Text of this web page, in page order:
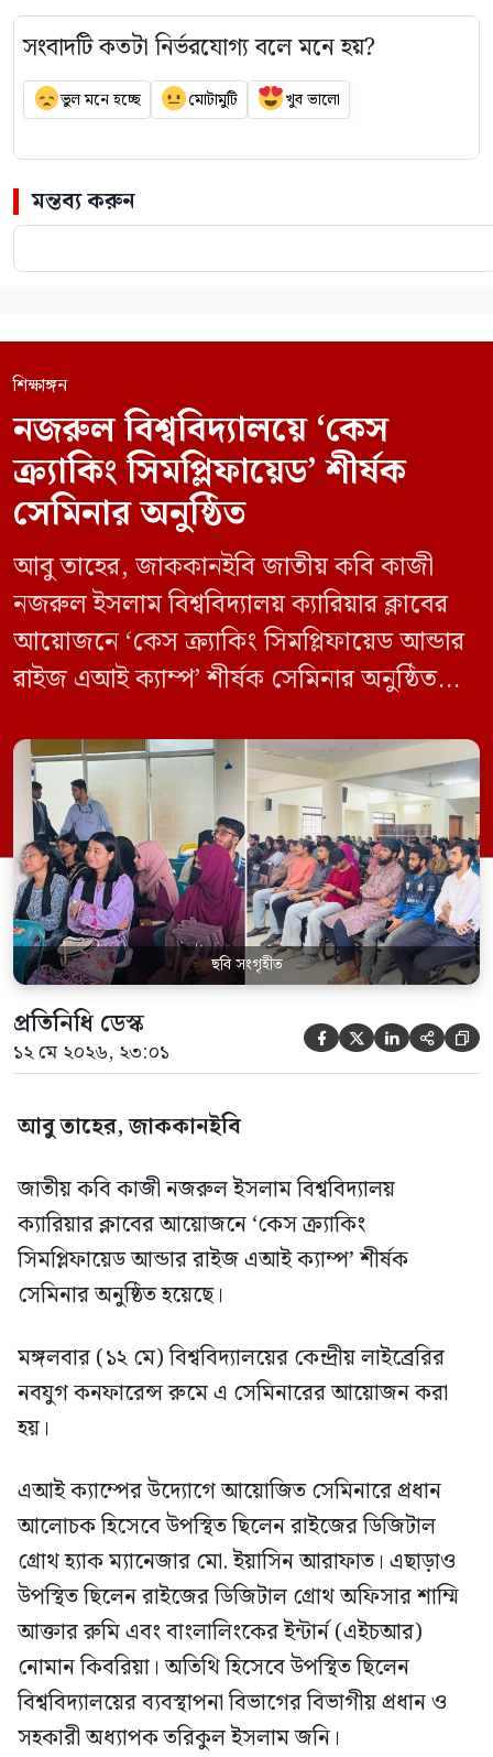
সংবাদটি কতটা নির্ভরযোগ্য বলে মনে হয়?
ভুল মনে হচ্ছে মোটামুটি খুব ভালো
মন্তব্য করুন
শিক্ষাঙ্গন
নজরুল বিশ্ববিদ্যালয়ে ‘কেস
ক্র্যাকিং সিমপ্লিফায়েড’ শীর্ষক
সেমিনার অনুষ্ঠিত
আবু তাহের, জাককানইবি জাতীয় কবি কাজী
নজরুল ইসলাম বিশ্ববিদ্যালয় ক্যারিয়ার ক্লাবের
আয়োজনে ‘কেস ক্র্যাকিং সিমপ্লিফায়েড আন্ডার
রাইজ এআই ক্যাম্প’ শীর্ষক সেমিনার অনুষ্ঠিত
কেন্দ্রীয় লাইব্রেরির নবযুগ কনফারেন্স রুমে এ
সেমিনারের আয়োজন করা হয়। এআই ক্যাম্পের
উদ্যোগে আয়োজিত সেমিনারে প্রধান আলোচক
হিসেবে উপস্থিত ছিলেন রাইজের ডিজিটাল গ্রোথ
হ্যাক ম্যানেজার মো. ইয়াসিন আরাফাত। […]
ছবি সংগৃহীত
প্রতিনিধি ডেস্ক
১২ মে ২০২৬, ২৩:০১     
আবু তাহের, জাককানইবি
জাতীয় কবি কাজী নজরুল ইসলাম বিশ্ববিদ্যালয়
ক্যারিয়ার ক্লাবের আয়োজনে ‘কেস ক্র্যাকিং
সিমপ্লিফায়েড আন্ডার রাইজ এআই ক্যাম্প’ শীর্ষক
সেমিনার অনুষ্ঠিত হয়েছে।
মঙ্গলবার (১২ মে) বিশ্ববিদ্যালয়ের কেন্দ্রীয় লাইব্রেরির
নবযুগ কনফারেন্স রুমে এ সেমিনারের আয়োজন করা
হয়।
এআই ক্যাম্পের উদ্যোগে আয়োজিত সেমিনারে প্রধান
আলোচক হিসেবে উপস্থিত ছিলেন রাইজের ডিজিটাল
গ্রোথ হ্যাক ম্যানেজার মো. ইয়াসিন আরাফাত। এছাড়াও
উপস্থিত ছিলেন রাইজের ডিজিটাল গ্রোথ অফিসার শাম্মি
আক্তার রুমি এবং বাংলালিংকের ইন্টার্ন (এইচআর)
নোমান কিবরিয়া। অতিথি হিসেবে উপস্থিত ছিলেন
বিশ্ববিদ্যালয়ের ব্যবস্থাপনা বিভাগের বিভাগীয় প্রধান ও
সহকারী অধ্যাপক তরিকুল ইসলাম জনি।